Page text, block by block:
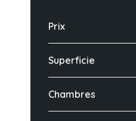
Prix
Superficie
Chambres